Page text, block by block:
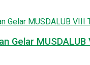
Gelar MUSDALUB